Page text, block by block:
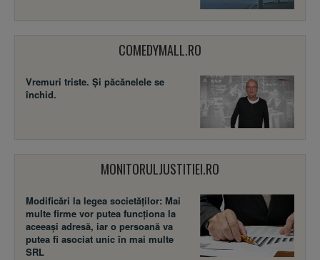
COMEDYMALL.RO
Vremuri triste. Şi păcănelele se
închid.
MONITORULJUSTITIEI.RO
Modificări la legea societăţilor: Mai
multe firme vor putea funcţiona la
aceeaşi adresă, iar o persoană va
putea fi asociat unic în mai multe
SRL